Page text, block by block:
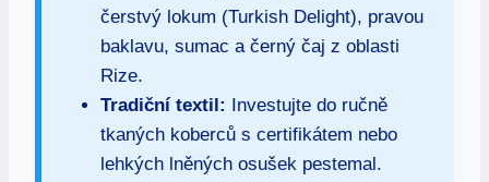
čerstvý lokum (Turkish Delight), pravou
baklavu, sumac a černý čaj z oblasti
Rize.
Tradiční textil: Investujte do ručně
tkaných koberců s certifikátem nebo
lehkých lněných osušek pestemal.